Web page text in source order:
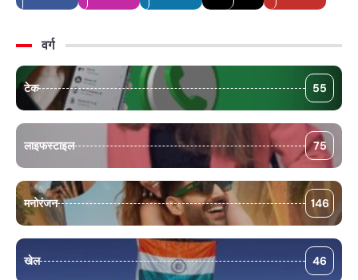
वर्ग
टेक 55
लाइफस्टाइल 75
मनोरंजन 146
खेल 46